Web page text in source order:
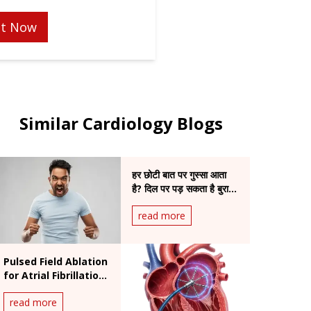
Now
Similar Cardiology Blogs
हर छोटी बात पर गुस्सा आता
है? दिल पर पड़ सकता है बुरा
असर
read more
Pulsed Field Ablation
for Atrial Fibrillation:
Benefits and
Procedure
read more